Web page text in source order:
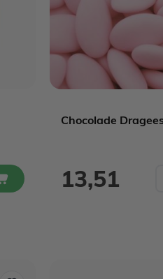
Chocolade
13,51